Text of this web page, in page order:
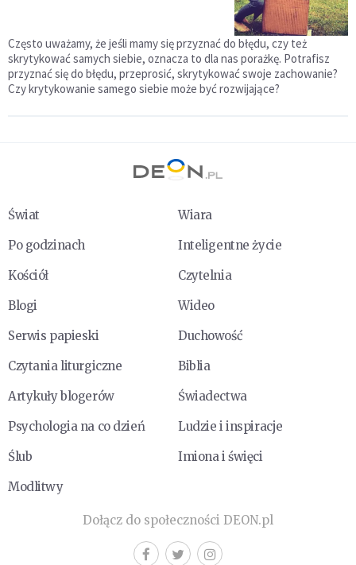
Często uważamy, że jeśli mamy się przyznać do błędu, czy też
skrytykować samych siebie, oznacza to dla nas porażkę. Potrafisz
przyznać się do błędu, przeprosić, skrytykować swoje zachowanie?
Czy krytykowanie samego siebie może być rozwijające?
Świat
Wiara
Po godzinach
Inteligentne życie
Kościół
Czytelnia
Blogi
Wideo
Serwis papieski
Duchowość
Czytania liturgiczne
Biblia
Artykuły blogerów
Świadectwa
Psychologia na co dzień
Ludzie i inspiracje
Ślub
Imiona i święci
Modlitwy
Dołącz do społeczności DEON.pl